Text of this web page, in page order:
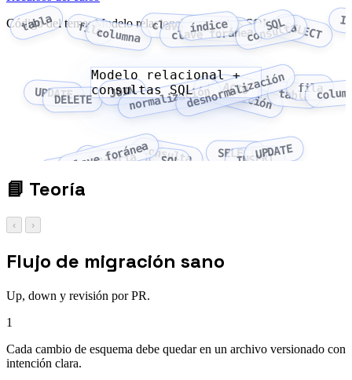
Código del tema: Modelo relacional + consultas SQL
tabla filacolumna clave primaria
clave foránea
índice consulta
SQLSELECT
UPDATEDELETE
JOINnormalizacióndesnormalización
transacción
ACID tabla
fila
clave primaria
clave foránea
índice consulta
SQL
SELECTINSERTUPDATE
Modelo relacional +
consultas SQL
📘 Teoría
‹ ›
Flujo de migración sano
Up, down y revisión por PR.
1
Cada cambio de esquema debe quedar en un archivo versionado con
intención clara.